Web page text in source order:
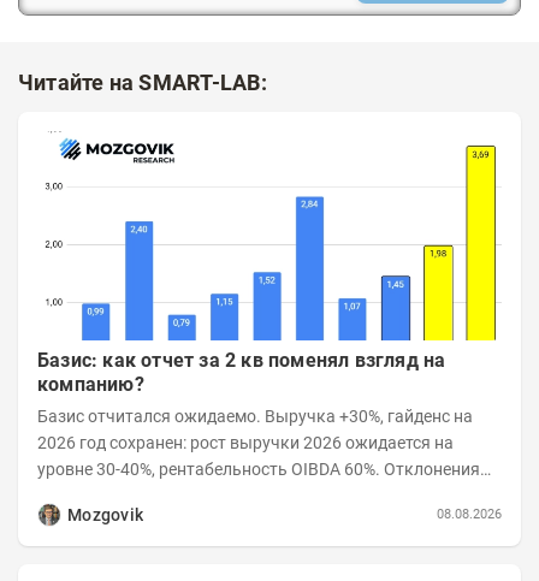
Читайте на SMART-LAB:
Базис: как отчет за 2 кв поменял взгляд на
компанию?
Базис отчитался ожидаемо. Выручка +30%, гайденс на
2026 год сохранен: рост выручки 2026 ожидается на
уровне 30-40%, рентабельность OIBDA 60%. Отклонения
Mozgovik
08.08.2026